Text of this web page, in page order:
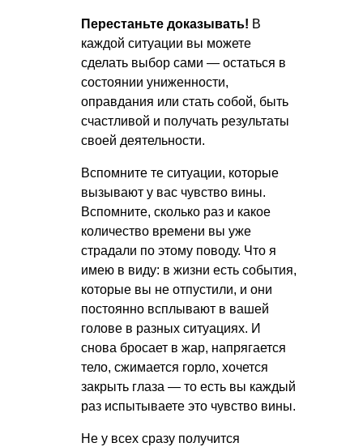
Перестаньте доказывать! В
каждой ситуации вы можете
сделать выбор сами — остаться в
состоянии униженности,
оправдания или стать собой, быть
счастливой и получать результаты
своей деятельности.
Вспомните те ситуации, которые
вызывают у вас чувство вины.
Вспомните, сколько раз и какое
количество времени вы уже
страдали по этому поводу. Что я
имею в виду: в жизни есть события,
которые вы не отпустили, и они
постоянно всплывают в вашей
голове в разных ситуациях. И
снова бросает в жар, напрягается
тело, сжимается горло, хочется
закрыть глаза — то есть вы каждый
раз испытываете это чувство вины.
Не у всех сразу получится